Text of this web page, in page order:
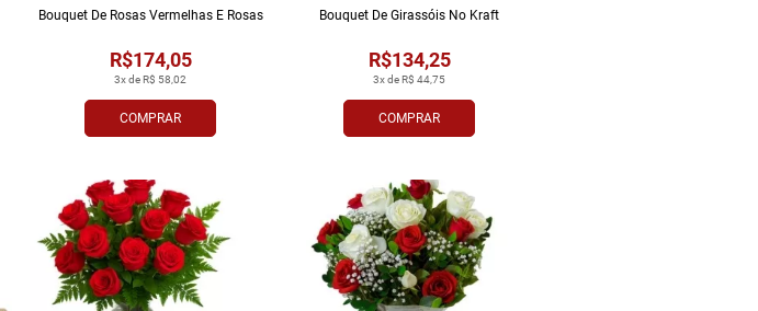
COMPRAR
3x de R$ 58,02
R$174,05
Bouquet De Rosas Vermelhas E Rosas
COMPRAR
3x de R$ 44,75
R$134,25
Bouquet De Girassóis No Kraft